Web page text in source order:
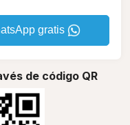
gratis
de código QR